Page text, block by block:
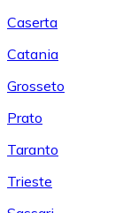
Caserta
Catania
Grosseto
Prato
Taranto
Trieste